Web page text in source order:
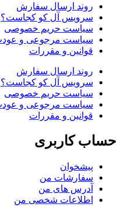
روند ارسال سفارش
سرویس آل کو کجاست؟
سیاست حریم خصوصی
سیاست مرجوعی و
قوانین و مقررات
روند ارسال سفارش
سرویس آل کو کجاست؟
سیاست حریم خصوصی
سیاست مرجوعی و
قوانین و مقررات
حساب کاربری
پیشخوان
سفارشات من
آدرس های من
اطلاعات شخصی من